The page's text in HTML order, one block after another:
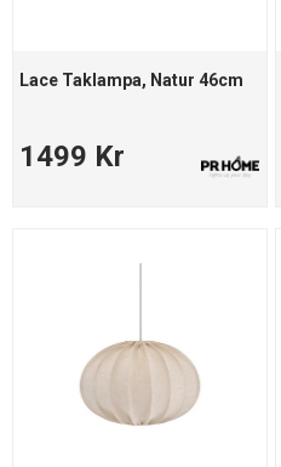
Lace Taklampa, Natur 46cm
1499 Kr